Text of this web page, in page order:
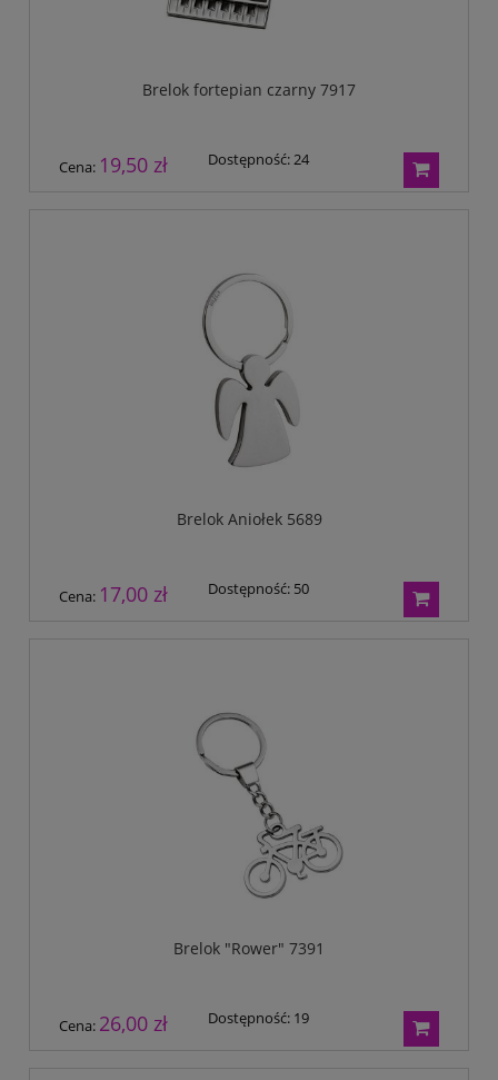
Brelok fortepian czarny 7917
Cena: 19,50 zł Dostępność:24
Brelok Aniołek 5689
Cena: 17,00 zł Dostępność: 50
Brelok "Rower" 7391
Cena: 26,00 zł Dostępność: 19